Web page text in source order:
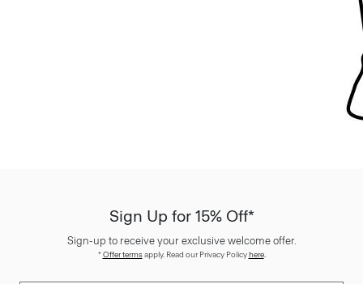
Sign-up to receive your exclusive welcome offer.
Offer terms apply. Read our Privacy Policy